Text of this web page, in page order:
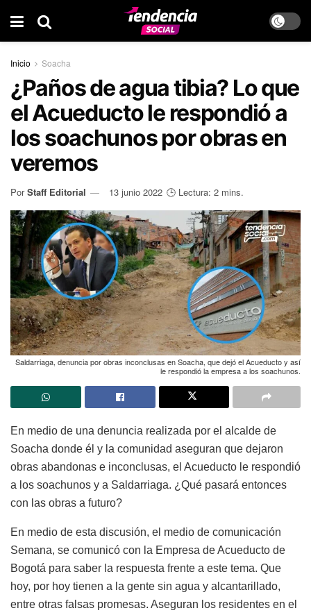
Inicio Soacha
¿Paños de agua tibia? Lo que
el Acueducto le respondió a
los soachunos por obras en
veremos
Por Staff Editorial 13 junio 2022 🕒 Lectura: 2 mins.
Saldarriaga, denuncia por obras inconclusas en Soacha, que dejó el Acueducto y así
le respondió la empresa a los soachunos.
En medio de una denuncia realizada por el alcalde de
Soacha donde él y la comunidad aseguran que dejaron
obras abandonas e inconclusas, el Acueducto le respondió
a los soachunos y a Saldarriaga. ¿Qué pasará entonces
con las obras a futuro?
En medio de esta discusión, el medio de comunicación
Semana, se comunicó con la Empresa de Acueducto de
Bogotá para saber la respuesta frente a este tema. Que
hoy, por hoy tienen a la gente sin agua y alcantarillado,
entre otras falsas promesas. Aseguran los residentes en el